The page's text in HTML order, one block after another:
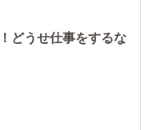
どうせ仕事をするな